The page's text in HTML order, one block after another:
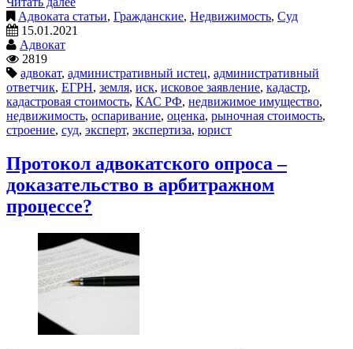
Адвоката статьи, Гражданские, Недвижимость, Суд
15.01.2021
Адвокат
2819
адвокат, административный истец, административный
ответчик, ЕГРН, земля, иск, исковое заявление, кадастр,
кадастровая стоимость, КАС РФ, недвижимое имущество,
недвижимость, оспаривание, оценка, рыночная стоимость,
строение, суд, эксперт, экспертиза, юрист
Протокол адвокатского опроса –
доказательство в арбитражном
процессе?